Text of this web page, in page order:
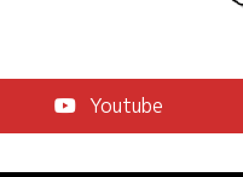
Youtube